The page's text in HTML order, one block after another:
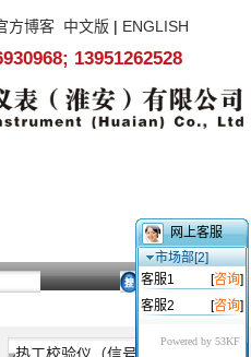
方博客 中文版 | ENGLISH
13951262528
网上客服
市场部[2]
客服1
[咨询]
客服2
[咨询]
Powered by 53KF